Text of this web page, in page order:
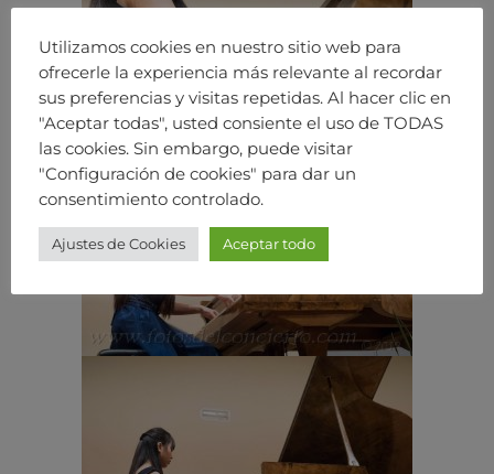
Utilizamos cookies en nuestro sitio web para
ofrecerle la experiencia más relevante al recordar
sus preferencias y visitas repetidas. Al hacer clic en
"Aceptar todas", usted consiente el uso de TODAS
las cookies. Sin embargo, puede visitar
"Configuración de cookies" para dar un
consentimiento controlado.
Ajustes de Cookies Aceptar todo